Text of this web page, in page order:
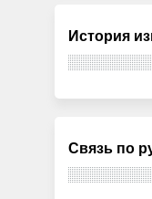
История
Связь по